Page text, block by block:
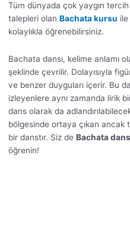
Tüm dünyada çok yaygın
talepleri olan Bachata kursu
kolaylıkla öğrenebilirsiniz.
Bachata dansı, kelime anlamı
şeklinde çevrilir. Dolayısıyla
ve benzer duyguları içerir. Bu
izleyenlere aynı zamanda lirik
dans olarak da
bölgesinde ortaya çıkan ancak
bir danstır. Siz de Bachata
öğrenin!